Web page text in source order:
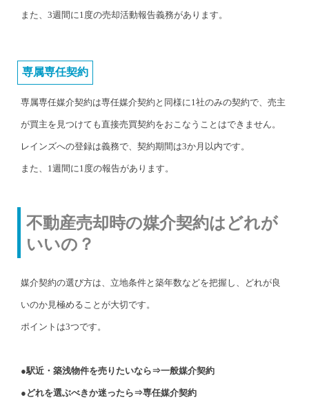
また、3週間に1度の売却活動報告義務があります。
専属専任契約
専属専任媒介契約は専任媒介契約と同様に1社のみの契約で、売主
が買主を見つけても直接売買契約をおこなうことはできません。
レインズへの登録は義務で、契約期間は3か月以内です。
また、1週間に1度の報告があります。
不動産売却時の媒介契約はどれが
いいの？
媒介契約の選び方は、立地条件と築年数などを把握し、どれが良
いのか見極めることが大切です。
ポイントは3つです。
●駅近・築浅物件を売りたいなら⇒一般媒介契約
●どれを選ぶべきか迷ったら⇒専任媒介契約